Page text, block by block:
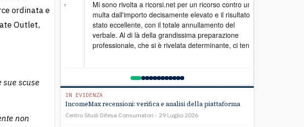
ordinata e
Outlet,
scuse
non
e
Mi sono rivolta a ricorsi.net per un ricorso contro una
multa dall'importo decisamente elevato e il risultato è
stato eccellente, con il totale annullamento del
verbale. Al di là della grandissima preparazione
professionale, che si è rivelata determinante, ci tengo
IN EVIDENZA
IncomeMax recensioni: verifica e analisi della piattaforma
Centro Studi Difesa Consumatori 29 Luglio 2026